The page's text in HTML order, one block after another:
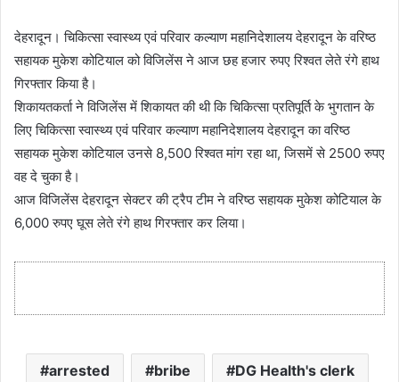
देहरादून। चिकित्सा स्वास्थ्य एवं परिवार कल्याण महानिदेशालय देहरादून के वरिष्ठ
सहायक मुकेश कोटियाल को विजिलेंस ने आज छह हजार रुपए रिश्वत लेते रंगे हाथ
गिरफ्तार किया है।
शिकायतकर्ता ने विजिलेंस में शिकायत की थी कि चिकित्सा प्रतिपूर्ति के भुगतान के
लिए चिकित्सा स्वास्थ्य एवं परिवार कल्याण महानिदेशालय देहरादून का वरिष्ठ
सहायक मुकेश कोटियाल उनसे 8,500 रिश्वत मांग रहा था, जिसमें से 2500 रुपए
वह दे चुका है।
आज विजिलेंस देहरादून सेक्टर की ट्रैप टीम ने वरिष्ठ सहायक मुकेश कोटियाल के
6,000 रुपए घूस लेते रंगे हाथ गिरफ्तार कर लिया।
arrested bribe DG Health's clerk